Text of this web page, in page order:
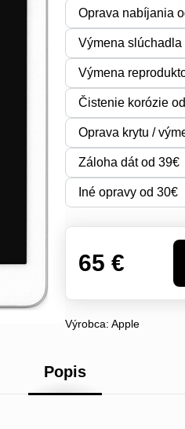
Oprava nabíjania
Výmena slúchadla
Výmena
Čistenie korózie
Oprava krytu /
Záloha dát od 39€
Iné opravy od 30€
65 €
Výrobca:Apple
Popis